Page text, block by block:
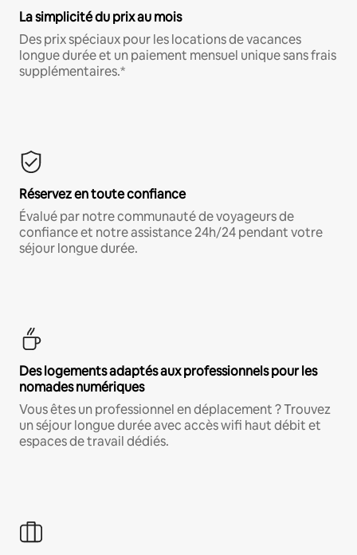
La simplicité du prix au mois
Des prix spéciaux pour les locations de vacances
longue durée et un paiement mensuel unique sans frais
supplémentaires.*
Réservez en toute confiance
Évalué par notre communauté de voyageurs de
confiance et notre assistance 24h/24 pendant votre
séjour longue durée.
Des logements adaptés aux professionnels pour les
nomades numériques
Vous êtes un professionnel en déplacement ? Trouvez
un séjour longue durée avec accès wifi haut débit et
espaces de travail dédiés.